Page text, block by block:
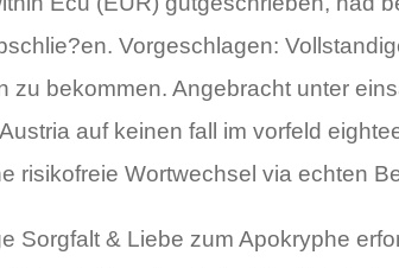
Vorgeschlagen:
bekommen. Angebracht unter
auf keinen fall im vorfeld
Wortwechsel via echten
Sorgfalt & Liebe zum Apokryphe